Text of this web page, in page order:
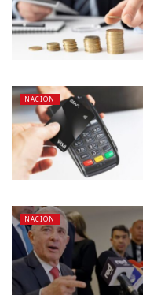
NACIÓN
NACIÓN